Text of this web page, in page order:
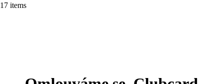
17 items